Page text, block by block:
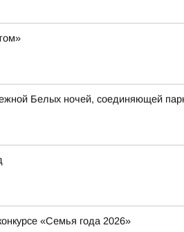
Белых ночей, соединяющей
«Семья года 2026»